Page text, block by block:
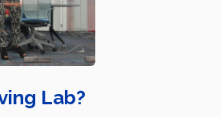
Lab?